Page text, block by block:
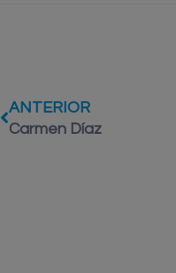
ANTERIOR
Carmen Díaz